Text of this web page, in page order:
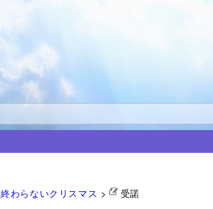
終わらないクリスマス > 受諾